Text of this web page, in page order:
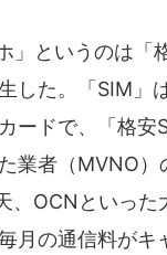
」というのは「
した。「SIM」
ードで、「格
業者（MVNO
、OCNといっ
月の通信料がキ